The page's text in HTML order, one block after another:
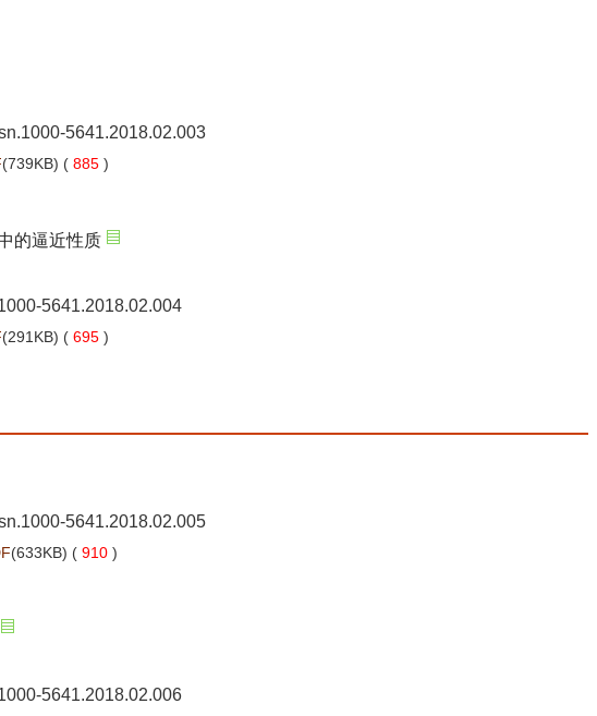
5641.2018.02.003
(739KB) ( 885 )
的逼近性质
5641.2018.02.004
(291KB) ( 695 )
5641.2018.02.005
(633KB) ( 910 )
5641.2018.02.006